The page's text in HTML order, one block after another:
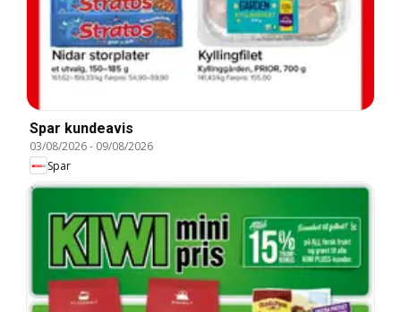
Spar kundeavis
03/08/2026- 09/08/2026
Spar